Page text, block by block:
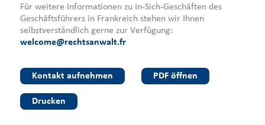
Für weitere Informationen zu In-Sich-Geschäften des
Geschäftsführers in Frankreich stehen wir Ihnen
selbstverständlich gerne zur Verfügung:
welcome@rechtsanwalt.fr
Kontakt aufnehmen PDF öffnen
Drucken